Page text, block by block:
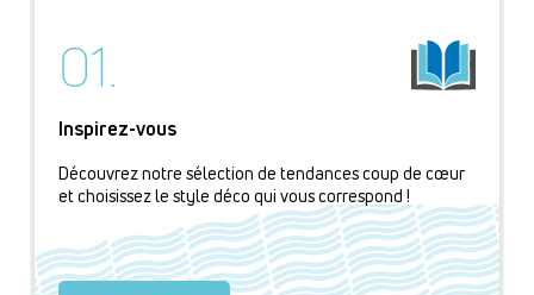
01.
Inspirez-vous
Découvrez notre sélection de tendances coup de cœur
et choisissez le style déco qui vous correspond !